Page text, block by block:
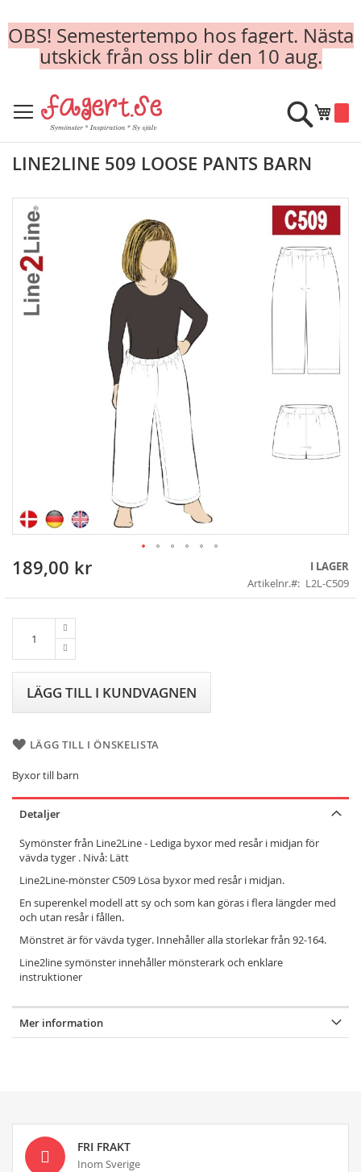
OBS! Semestertempo hos fagert. Nästa
utskick från oss blir den 10 aug.
to
Content
Min
Sök
LINE2LINE 509 LOOSE PANTS BARN
the
end
of
images
gallery
Skip
the
189,00 kr
I LAGER
Artikelnr.
L2L-C509
LÄGG TILL I KUNDVAGNEN
LÄGG TILL I ÖNSKELISTA
Byxor till barn
Detaljer
Symönster från Line2Line - Lediga byxor med resår i midjan för
vävda tyger . Nivå: Lätt
Line2Line-mönster C509 Lösa byxor med resår i midjan.
En superenkel modell att sy och som kan göras i flera längder med
och utan resår i fållen.
Mönstret är för vävda tyger. Innehåller alla storlekar från 92-164.
Line2line symönster innehåller mönsterark och enklare
instruktioner
Mer information
FRI FRAKT
Inom Sverige